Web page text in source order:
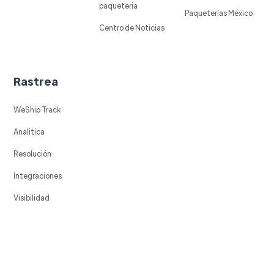
paqueteria
Centro de Noticias
Paqueterías México
Rastrea
WeShip Track
Analitica
Resolución
Integraciones
Visibilidad